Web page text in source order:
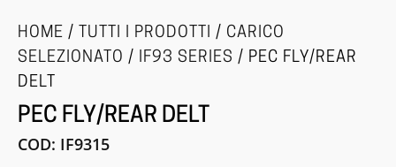
HOME / TUTTI I PRODOTTI / CARICO
SELEZIONATO / IF93 SERIES / PEC FLY/REAR
DELT
PEC FLY/REAR DELT
COD: IF9315